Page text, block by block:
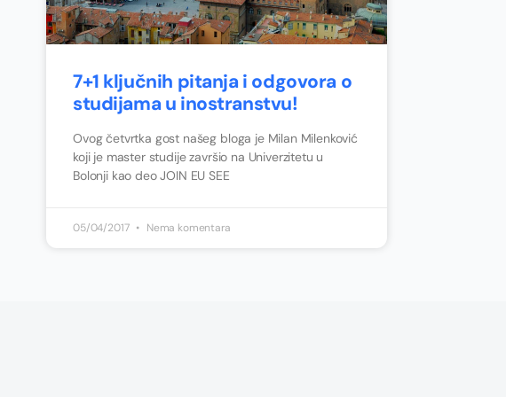
7+1 ključnih pitanja i odgovora o
studijama u inostranstvu!
Ovog četvrtka gost našeg bloga je Milan Milenković
koji je master studije završio na Univerzitetu u
Bolonji kao deo JOIN EU SEE
05/04/2017 Nema komentara